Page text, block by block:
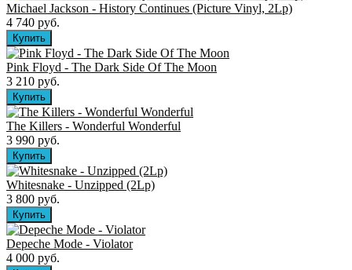
Michael Jackson - History Continues (Picture Vinyl, 2Lp)
4 740 руб.
Pink Floyd - The Dark Side Of The Moon
3 210 руб.
The Killers ‎- Wonderful Wonderful
3 990 руб.
Whitesnake - Unzipped (2Lp)
3 800 руб.
Depeche Mode - Violator
4 000 руб.